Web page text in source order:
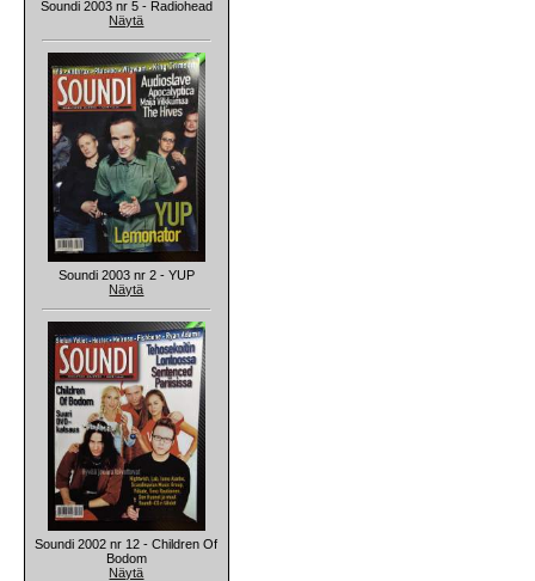
Soundi 2003 nr 5 - Radiohead
Näytä
Soundi 2003 nr 2 - YUP
Näytä
Soundi 2002 nr 12 - Children Of
Bodom
Näytä